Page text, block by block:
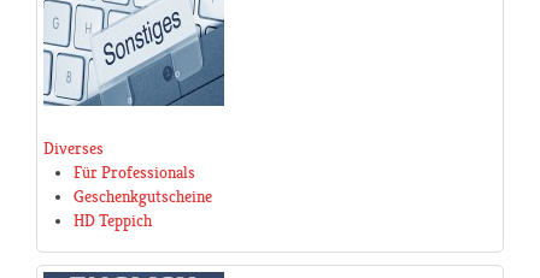
Diverses
Für Professionals
Geschenkgutscheine
HD Teppich